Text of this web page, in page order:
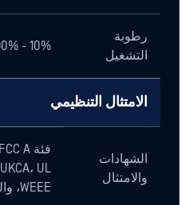
رطوبة
التشغيل
10% - 90%
الامتثال التنظيمي
الشهادات
والامتثال
UKCA، UL،
WEEE، والمعايير المشتركة EAL4+